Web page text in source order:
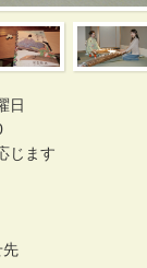
日
じます
先